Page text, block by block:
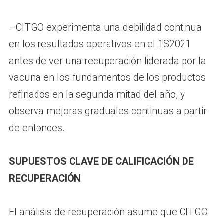
–CITGO experimenta una debilidad continua
en los resultados operativos en el 1S2021
antes de ver una recuperación liderada por la
vacuna en los fundamentos de los productos
refinados en la segunda mitad del año, y
observa mejoras graduales continuas a partir
de entonces.
SUPUESTOS CLAVE DE CALIFICACIÓN DE
RECUPERACIÓN
El análisis de recuperación asume que CITGO